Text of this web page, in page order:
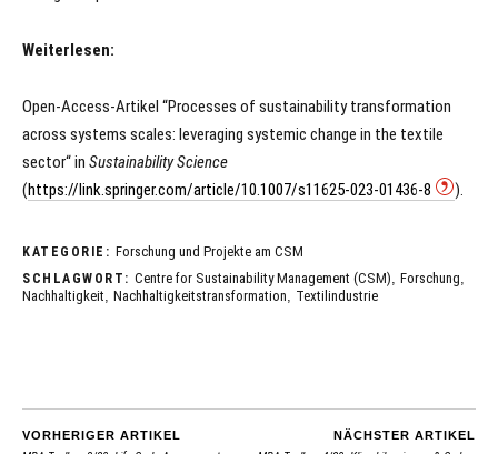
Weiterlesen:
Open-Access-Artikel “Processes of sustainability transformation
across systems scales: leveraging systemic change in the textile
sector“ in Sustainability Science
(https://link.springer.com/article/10.1007/s11625-023-01436-8 ).
KATEGORIE: Forschung und Projekte am CSM
SCHLAGWORT: Centre for Sustainability Management (CSM) Forschung
Nachhaltigkeit Nachhaltigkeitstransformation Textilindustrie
VORHERIGER ARTIKEL NÄCHSTER ARTIKEL